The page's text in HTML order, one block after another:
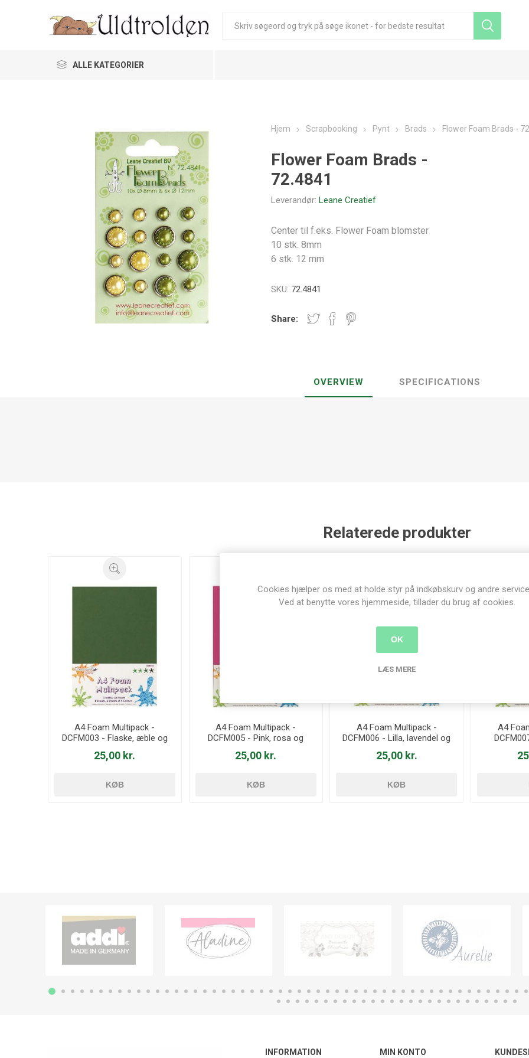
ALLE KATEGORIER
Hjem Scrapbooking Pynt Brads Flower Foam Brads -
Flower Foam Brads -
72.4841
Leverandør: Leane Creatief
Center til f.eks. Flower Foam blomster
10 stk. 8mm
6 stk. 12 mm
SKU: 72.4841
Share:
OVERVIEW SPECIFICATIONS
Relaterede produkter
A4 Foam Multipack -
DCFM003 - Flaske, æble og
lysgrøn
25,00 kr.
KØB
A4 Foam Multipack -
DCFM005 - Pink, rosa og
25,00 kr.
KØB
A4 Foam Multipack -
DCFM006 - Lilla, lavendel og
25,00 kr.
KØB
A4
INFORMATION MIN KONTO
Cookies hjælper os med at holde styr på indkøbskurv og andre
Ved at benytte vores hjemmeside, tillader du brug af cookies.
OK
LÆS MERE